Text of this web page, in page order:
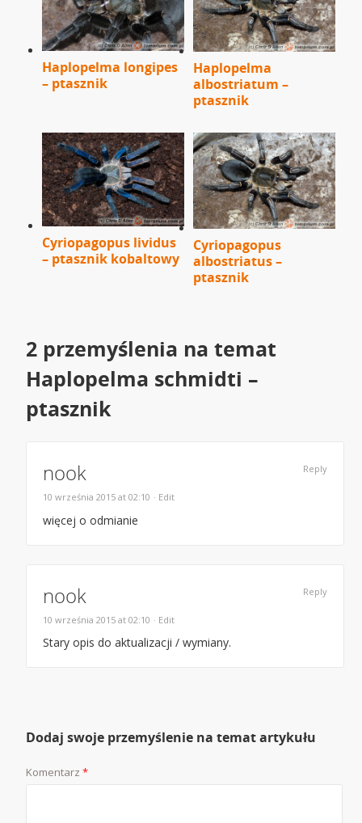
Haplopelma longipes
– ptasznik
Haplopelma
albostriatum –
ptasznik
Cyriopagopus lividus
– ptasznik kobaltowy
Cyriopagopus
albostriatus –
ptasznik
2 przemyślenia na temat
Haplopelma schmidti –
ptasznik
nook
10 września 2015 at 02:10 · Edit
więcej o odmianie
Reply
nook
10 września 2015 at 02:10 · Edit
Stary opis do aktualizacji / wymiany.
Reply
Dodaj swoje przemyślenie na temat artykułu
Komentarz*